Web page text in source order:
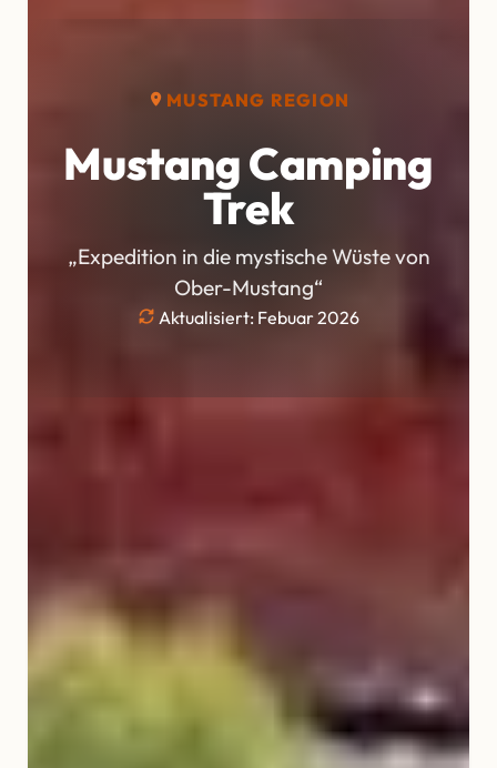
MUSTANG REGION
Mustang Camping
Trek
„Expedition in die mystische Wüste von
Ober-Mustang“
Aktualisiert: Febuar 2026